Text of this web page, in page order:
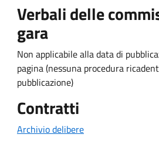
Verbali delle
gara
Non applicabile alla data di
pagina (nessuna procedura
pubblicazione)
Contratti
Archivio delibere